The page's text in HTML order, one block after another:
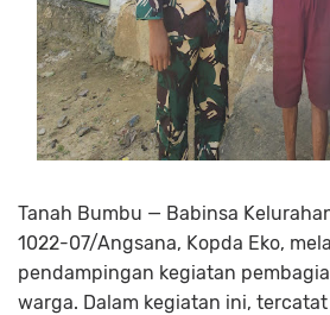
Tanah Bumbu — Babinsa
1022-07/Angsana, Kopda Eko,
pendampingan kegiatan
warga. Dalam kegiatan ini,